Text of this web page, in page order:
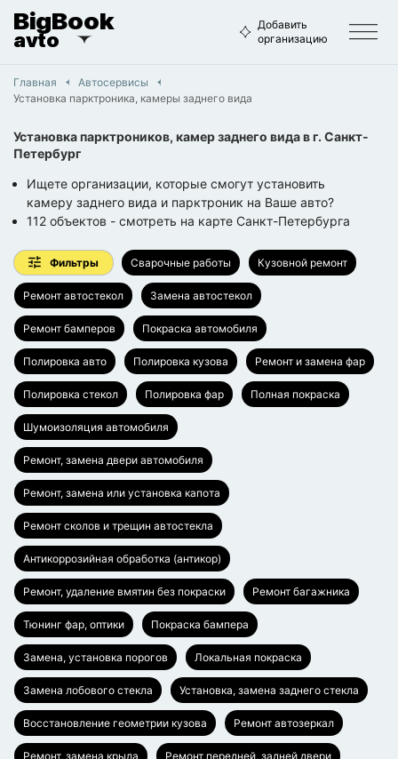
BigBook
avto
Добавить
организацию
Главная
Автосервисы
Установка парктроника, камеры заднего вида
Установка парктроников, камер заднего видав г. Санкт-
Петербург
Ищете организации, которые смогут установить
камеру заднего вида и парктроник на Ваше авто?
112 объектов - смотреть на карте Санкт-Петербурга
Фильтры Сварочные работы Кузовной ремонт
Ремонт автостекол Замена автостекол
Ремонт бамперов Покраска автомобиля
Полировка авто Полировка кузова Ремонт и замена фар
Полировка стекол Полировка фар Полная покраска
Шумоизоляция автомобиля
Ремонт, замена двери автомобиля
Ремонт, замена или установка капота
Ремонт сколов и трещин автостекла
Антикоррозийная обработка (антикор)
Ремонт, удаление вмятин без покраски Ремонт багажника
Тюнинг фар, оптики Покраска бампера
Замена, установка порогов Локальная покраска
Замена лобового стекла Установка, замена заднего стекла
Восстановление геометрии кузова Ремонт автозеркал
Ремонт, замена крыла Ремонт передней, задней двери